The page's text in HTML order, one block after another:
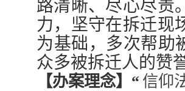
路清晰、尽心尽责
力，坚守在拆迁现
为基础，多次帮助
众多被拆迁人的赞
【办案理念】 “ 信仰